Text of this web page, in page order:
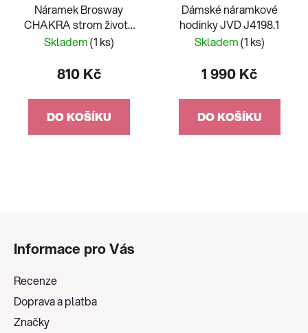
Náramek Brosway
CHAKRA strom života
BHKB143
Skladem(1 ks)
810 Kč
DO KOŠÍKU
Dámské náramkové
hodinky JVD J4198.1
Skladem(1 ks)
1 990 Kč
DO KOŠÍKU
Informace pro Vás
Recenze
Doprava a platba
Značky